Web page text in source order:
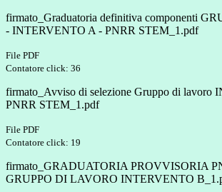
firmato_Graduatoria definitiva componenti
- INTERVENTO A - PNRR STEM_1.pdf
File PDF
Contatore click: 36
firmato_Avviso di selezione Gruppo di lavoro
PNRR STEM_1.pdf
File PDF
Contatore click: 19
firmato_GRADUATORIA PROVVISORIA
GRUPPO DI LAVORO INTERVENTO